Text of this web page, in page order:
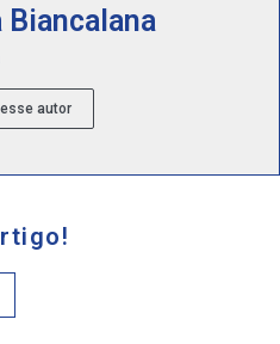
Biancalana
autor